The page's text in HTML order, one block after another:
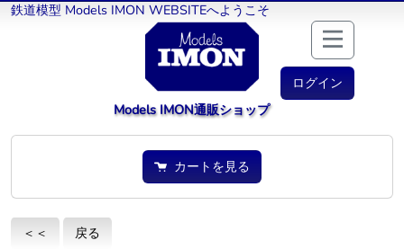
鉄道模型 Models IMON WEBSITEへようこそ
ログイン
Models IMON通販ショップ
カートを見る
＜＜ 戻る